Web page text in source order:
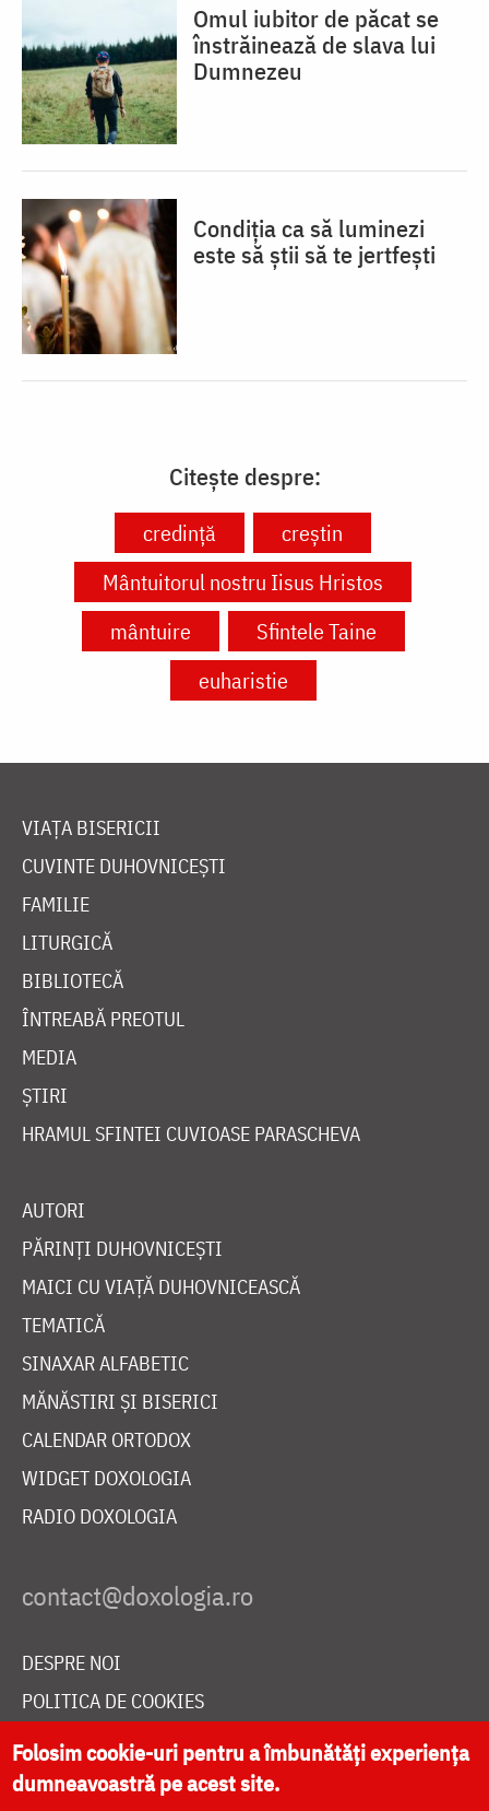
Omul iubitor de păcat se
înstrăinează de slava lui
Dumnezeu
Condiția ca să luminezi
este să știi să te jertfești
Citește despre:
credință
creștin
Mântuitorul nostru Iisus Hristos
mântuire
Sfintele Taine
euharistie
VIAȚA BISERICII
CUVINTE DUHOVNICEȘTI
FAMILIE
LITURGICĂ
BIBLIOTECĂ
ÎNTREABĂ PREOTUL
MEDIA
ȘTIRI
HRAMUL SFINTEI CUVIOASE PARASCHEVA
AUTORI
PĂRINȚI DUHOVNICEȘTI
MAICI CU VIAȚĂ DUHOVNICEASCĂ
TEMATICĂ
SINAXAR ALFABETIC
MĂNĂSTIRI ȘI BISERICI
CALENDAR ORTODOX
WIDGET DOXOLOGIA
RADIO DOXOLOGIA
DESPRE NOI
POLITICA DE COOKIES
DONEAZĂ ONLINE PENTRU CATEDRALA NAȚIONALĂ
Folosim cookie-uri pentru a îmbunătăți experiența
dumneavoastră pe acest site.